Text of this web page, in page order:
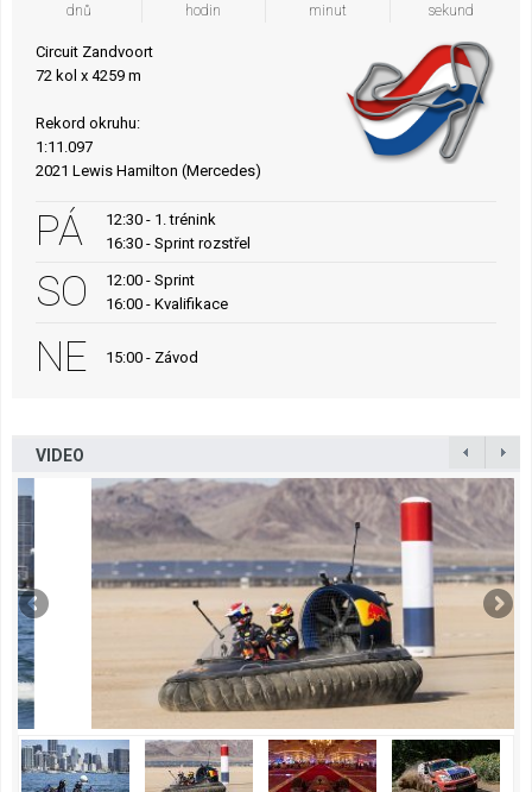
dnů hodin minut sekund
Circuit Zandvoort
72 kol x 4259 m
Rekord okruhu:
1:11.097
2021 Lewis Hamilton (Mercedes)
PÁ
12:30 - 1. trénink
16:30 - Sprint rozstřel
SO
12:00 - Sprint
16:00 - Kvalifikace
NE 15:00 - Závod
VIDEO